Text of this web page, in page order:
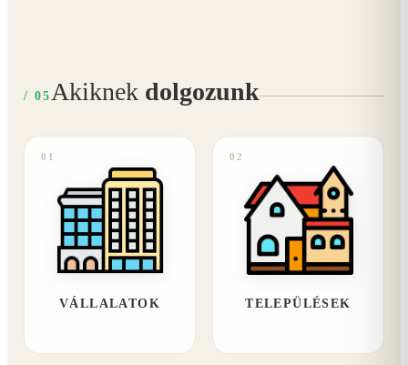
/ 05 Akiknek dolgozunk
01
VÁLLALATOK
02
TELEPÜLÉSEK